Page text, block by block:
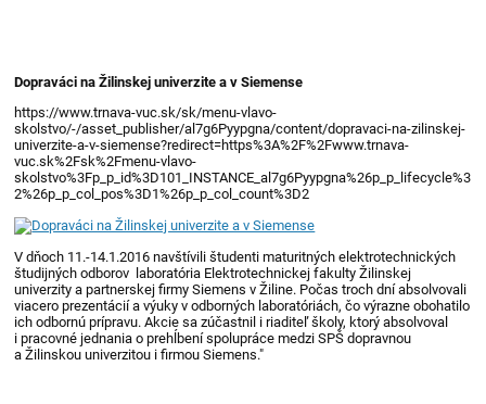
Dopraváci na Žilinskej univerzite a v Siemense
https://www.trnava-vuc.sk/sk/menu-vlavo-
skolstvo/-/asset_publisher/al7g6Pyypgna/content/dopravaci-na-zilinskej-
univerzite-a-v-siemense?redirect=https%3A%2F%2Fwww.trnava-
vuc.sk%2Fsk%2Fmenu-vlavo-
2%26p_p_col_pos%3D1%26p_p_col_count%3D2
V dňoch 11.-14.1.2016 navštívili študenti maturitných elektrotechnických
študijných odborov laboratória Elektrotechnickej fakulty Žilinskej
univerzity a partnerskej firmy Siemens v Žiline. Počas troch dní absolvovali
viacero prezentácií a výuky v odborných laboratóriách, čo výrazne obohatilo
ich odbornú prípravu. Akcie sa zúčastnil i riaditeľ školy, ktorý absolvoval
i pracovné jednania o prehĺbení spolupráce medzi SPŠ dopravnou
a Žilinskou univerzitou i firmou Siemens."